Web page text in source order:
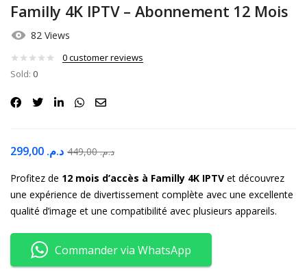
Familly 4K IPTV – Abonnement 12 Mois
82 Views
0customer reviews
Sold: 0
د.م. د.م.449,00
Profitez de 12 mois d’accès à Familly 4K IPTV et découvrez
une expérience de divertissement complète avec une excellente
qualité d’image et une compatibilité avec plusieurs appareils.
Commander via WhatsApp